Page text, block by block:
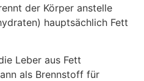
der Körper anstelle
hauptsächlich Fett
Leber aus Fett
als Brennstoff für